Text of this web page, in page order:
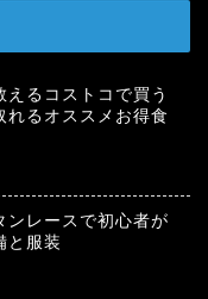
るコストコで買う
れるオススメお得食
ンレースで初心者が
と服装